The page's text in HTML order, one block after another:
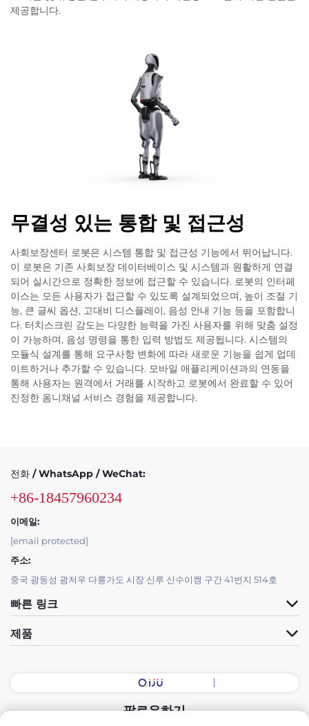
제공합니다.
무결성 있는 통합 및 접근성
사회보장센터 로봇은 시스템 통합 및 접근성 기능에서 뛰어납니다.
이 로봇은 기존 사회보장 데이터베이스 및 시스템과 원활하게 연결
되어 실시간으로 정확한 정보에 접근할 수 있습니다. 로봇의 인터페
이스는 모든 사용자가 접근할 수 있도록 설계되었으며, 높이 조절 기
능, 큰 글씨 옵션, 고대비 디스플레이, 음성 안내 기능 등을 포함합니
다. 터치스크린 감도는 다양한 능력을 가진 사용자를 위해 맞춤 설정
이 가능하며, 음성 명령을 통한 입력 방법도 제공됩니다. 시스템의
모듈식 설계를 통해 요구사항 변화에 따라 새로운 기능을 쉽게 업데
이트하거나 추가할 수 있습니다. 모바일 애플리케이션과의 연동을
통해 사용자는 원격에서 거래를 시작하고 로봇에서 완료할 수 있어
진정한 옴니채널 서비스 경험을 제공합니다.
전화 / WhatsApp / WeChat:
+86-18457960234
이메일:
[email protected]
주소:
중국 광둥성 광저우 다룽가도 시장 신루 신수이켕 구간 41번지 514호
빠른 링크
제품
팔로우하기